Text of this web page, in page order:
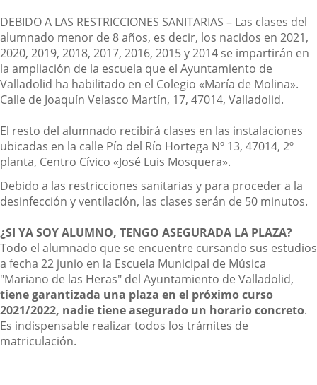
DEBIDO A LAS RESTRICCIONES SANITARIAS – Las clases del
alumnado menor de 8 años, es decir, los nacidos en 2021,
2020, 2019, 2018, 2017, 2016, 2015 y 2014 se impartirán en
la ampliación de la escuela que el Ayuntamiento de
Valladolid ha habilitado en el Colegio «María de Molina».
Calle de Joaquín Velasco Martín, 17, 47014, Valladolid.
El resto del alumnado recibirá clases en las instalaciones
ubicadas en la calle Pío del Río Hortega Nº 13, 47014, 2º
planta, Centro Cívico «José Luis Mosquera».
Debido a las restricciones sanitarias y para proceder a la
desinfección y ventilación, las clases serán de 50 minutos.
¿SI YA SOY ALUMNO, TENGO ASEGURADA LA PLAZA?
Todo el alumnado que se encuentre cursando sus estudios
a fecha 22 junio en la Escuela Municipal de Música
"Mariano de las Heras" del Ayuntamiento de Valladolid,
tiene garantizada una plaza en el próximo curso
2021/2022, nadie tiene asegurado un horario concreto.
Es indispensable realizar todos los trámites de
matriculación.